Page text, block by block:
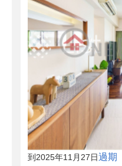
到2025年11月27日過期